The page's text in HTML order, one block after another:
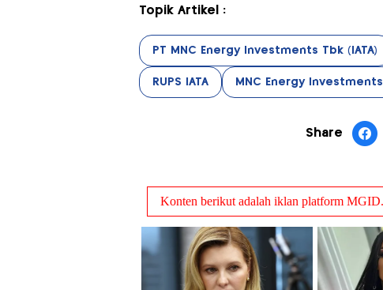
Topik Artikel :
PT MNC Energy Investments Tbk (IATA)
RUPS IATA MNC Energy Investments
Share